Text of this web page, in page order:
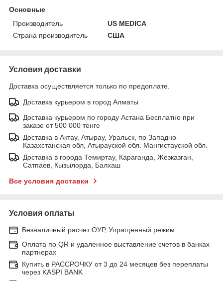
Основные
Производитель
US MEDICA
Страна производитель
США
Условия доставки
Доставка осуществляется только по предоплате.
Доставка курьером в город Алматы
Доставка курьером по городу Астана Бесплатно при
заказе от 500 000 тенге
Доставка в Актау, Атырау, Уральск, по Западно-
Казахстанская обл, Атырауской обл. Мангистауской обл.
Доставка в города Темиртау, Караганда, Жезказган,
Сатпаев, Кызылорда, Балхаш
Все условия доставки
Условия оплаты
Безналичный расчет ОУР, Упращенный режим.
Оплата по QR и удаленное выставление счетов в банках
партнерах
Купить в РАССРОЧКУ от 3 до 24 месяцев без переплаты
через KASPI BANK